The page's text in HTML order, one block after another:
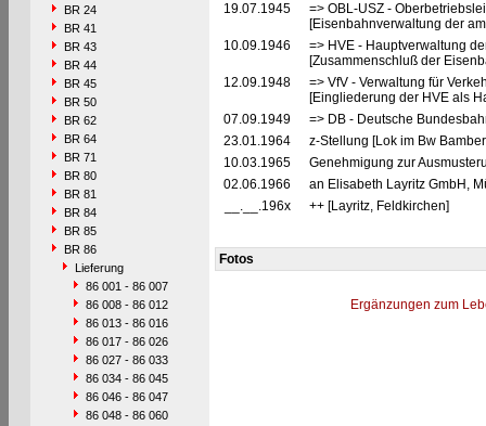
BR 24
BR 41
BR 43
BR 44
BR 45
BR 50
BR 62
BR 64
BR 71
BR 80
BR 81
BR 84
BR 85
BR 86
Lieferung
86 001 - 86 007
86 008 - 86 012
86 013 - 86 016
86 017 - 86 026
86 027 - 86 033
86 034 - 86 045
86 046 - 86 047
86 048 - 86 060
19.07.1945
=> OBL-USZ -
[Eisenbahnverwaltung der
10.09.1946
=> HVE - Hauptverwaltung
[Zusammenschluß der
12.09.1948
=> VfV - Verwaltung für
[Eingliederung der HVE als
07.09.1949
=> DB - Deutsche
23.01.1964
z-Stellung [Lok im Bw
10.03.1965
Genehmigung zur
02.06.1966
an Elisabeth Layritz GmbH,
__.__.196x
++ [Layritz, Feldkirchen]
Fotos
Ergänzungen zum